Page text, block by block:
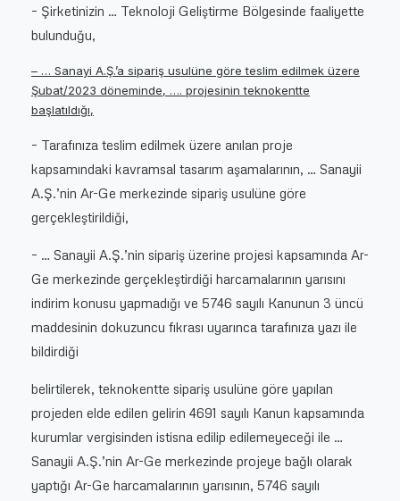
– Şirketinizin … Teknoloji Geliştirme Bölgesinde faaliyette
bulunduğu,
– … Sanayi A.Ş.’a sipariş usulüne göre teslim edilmek üzere
Şubat/2023 döneminde, …. projesinin teknokentte
başlatıldığı,
– Tarafınıza teslim edilmek üzere anılan proje
kapsamındaki kavramsal tasarım aşamalarının, … Sanayii
A.Ş.’nin Ar-Ge merkezinde sipariş usulüne göre
gerçekleştirildiği,
– … Sanayii A.Ş.’nin sipariş üzerine projesi kapsamında Ar-
Ge merkezinde gerçekleştirdiği harcamalarının yarısını
indirim konusu yapmadığı ve 5746 sayılı Kanunun 3 üncü
maddesinin dokuzuncu fıkrası uyarınca tarafınıza yazı ile
bildirdiği
belirtilerek, teknokentte sipariş usulüne göre yapılan
projeden elde edilen gelirin 4691 sayılı Kanun kapsamında
kurumlar vergisinden istisna edilip edilemeyeceği ile …
Sanayii A.Ş.’nin Ar-Ge merkezinde projeye bağlı olarak
yaptığı Ar-Ge harcamalarının yarısının, 5746 sayılı